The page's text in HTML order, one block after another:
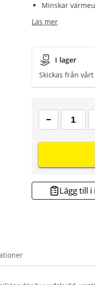
Minskar
Läs mer
I lager
Skickas från
Lägg till